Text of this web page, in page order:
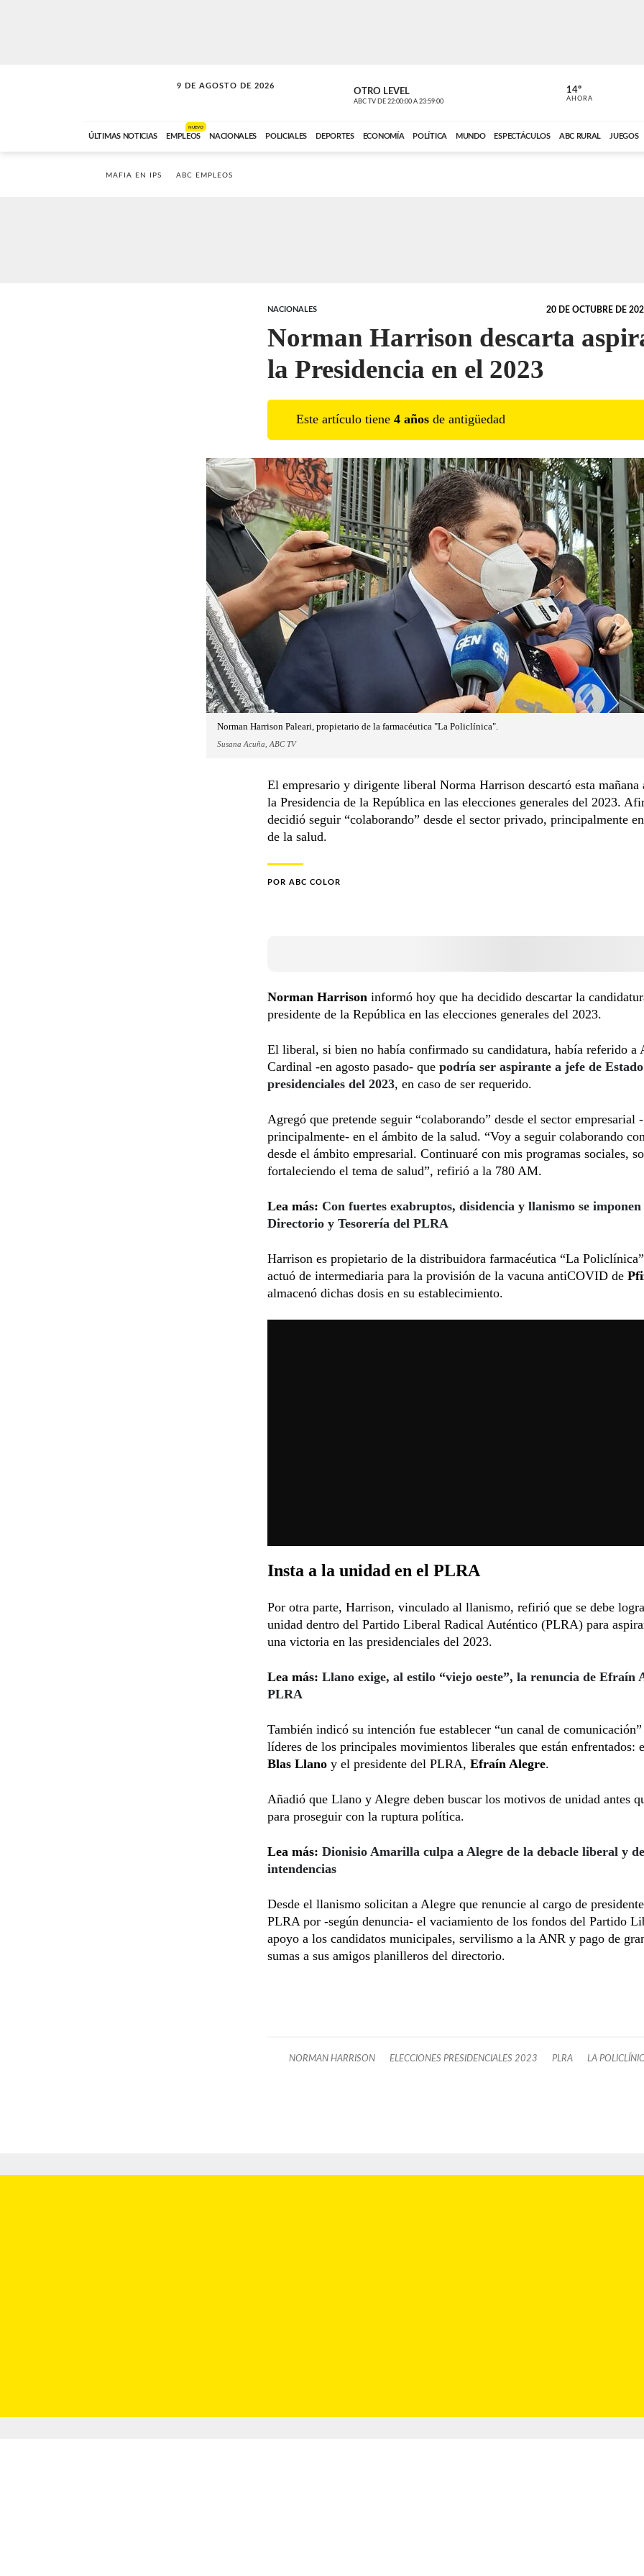
9 DE AGOSTO DE 2026
SOLO MÚSICA OTRO LEVEL
ABC TV DE 22:00:00 A 23:59:00 ABC CARDINAL
14º
AHORA
ÚLTIMAS NOTICIAS EMPLEOS
NUEVO
NACIONALES POLICIALES DEPORTES ECONOMÍA POLÍTICA MUNDO ESPECTÁCULOS ABC RURAL JUEGOS
MAFIA EN IPS ABC EMPLEOS
NACIONALES 20 DE OCTUBRE DE
Norman Harrison descarta
la Presidencia en el 2023
Este artículo tiene 4 años de antigüedad
Norman Harrison Paleari, propietario de la farmacéutica "La Policlínica".
Susana Acuña, ABC TV
El empresario y dirigente liberal Norma Harrison descartó esta mañana
la Presidencia de la República en las elecciones generales del 2023.
decidió seguir “colaborando” desde el sector privado, principalmente
de la salud.
POR ABC COLOR
Norman Harrison informó hoy que ha decidido descartar la
presidente de la República en las elecciones generales del 2023.
El liberal, si bien no había confirmado su candidatura, había referido a
Cardinal -en agosto pasado- que podría ser aspirante a jefe de
presidenciales del 2023, en caso de ser requerido.
Agregó que pretende seguir “colaborando” desde el sector empresarial -
principalmente- en el ámbito de la salud. “Voy a seguir colaborando
desde el ámbito empresarial. Continuaré con mis programas sociales,
fortaleciendo el tema de salud”, refirió a la 780 AM.
Lea más: Con fuertes exabruptos, disidencia y llanismo se imponen
Directorio y Tesorería del PLRA
Harrison es propietario de la distribuidora farmacéutica “La
actuó de intermediaria para la provisión de la vacuna antiCOVID de
almacenó dichas dosis en su establecimiento.
Insta a la unidad en el PLRA
Por otra parte, Harrison, vinculado al llanismo, refirió que se debe
unidad dentro del Partido Liberal Radical Auténtico (PLRA) para
una victoria en las presidenciales del 2023.
Lea más: Llano exige, al estilo “viejo oeste”, la renuncia de Efraín
PLRA
También indicó su intención fue establecer “un canal de
líderes de los principales movimientos liberales que están enfrentados:
Blas Llano y el presidente del PLRA, Efraín Alegre.
Añadió que Llano y Alegre deben buscar los motivos de unidad antes
para proseguir con la ruptura política.
Lea más: Dionisio Amarilla culpa a Alegre de la debacle liberal y
intendencias
Desde el llanismo solicitan a Alegre que renuncie al cargo de
PLRA por -según denuncia- el vaciamiento de los fondos del Partido
apoyo a los candidatos municipales, servilismo a la ANR y pago de
sumas a sus amigos planilleros del directorio.
NORMAN HARRISON ELECCIONES PRESIDENCIALES 2023 PLRA LA